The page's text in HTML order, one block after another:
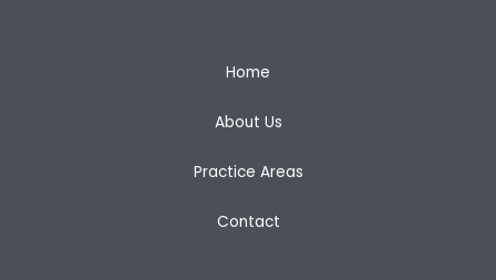
Home
About Us
Practice Areas
Contact